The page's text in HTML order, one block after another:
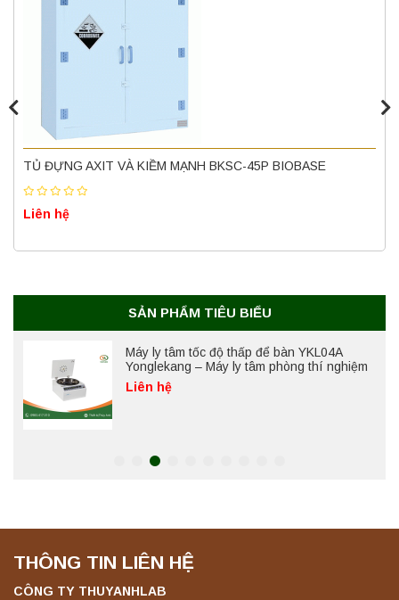
TỦ ĐỰNG AXIT VÀ KIỀM MẠNH BKSC-45P BIOBASE
Liên hệ
SẢN PHẨM TIÊU BIỂU
chính hãng – Độ chính xác cao, vận hành
ổn định
Liên hệ
(50 Lít) – Giải pháp tiệt trùng hiệu quả
Máy ly tâm tốc độ cao để bàn YTG18G
Liên hệ
Máy ly tâm tốc độ thấp để bàn YKL04A
Yonglekang – Máy ly tâm phòng thí nghiệm
Liên hệ
Máy ly tâm tốc độ thấp để bàn YKL02A
Yonglekang – Máy ly tâm phòng thí nghiệm
Máy ly tâm tốc độ thấp để bàn TD5A
Yonglekang – Thiết bị ly tâm phòng thí
nghiệm
THÔNG TIN LIÊN HỆ
CÔNG TY THUYANHLAB